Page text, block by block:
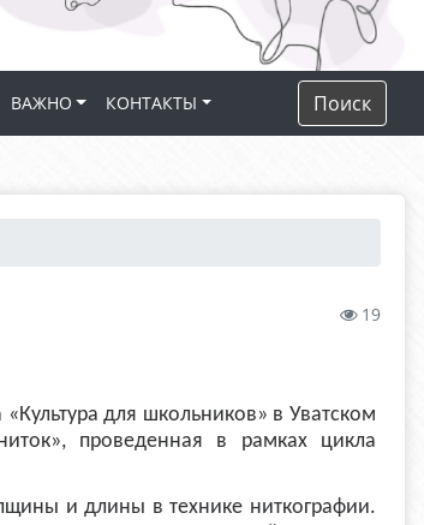
ВАЖНО КОНТАКТЫ Поиск
19
для школьников» в Уватском
проведенная в рамках цикла
и длины в технике ниткографии.